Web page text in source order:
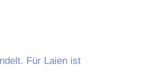
Für Laien ist